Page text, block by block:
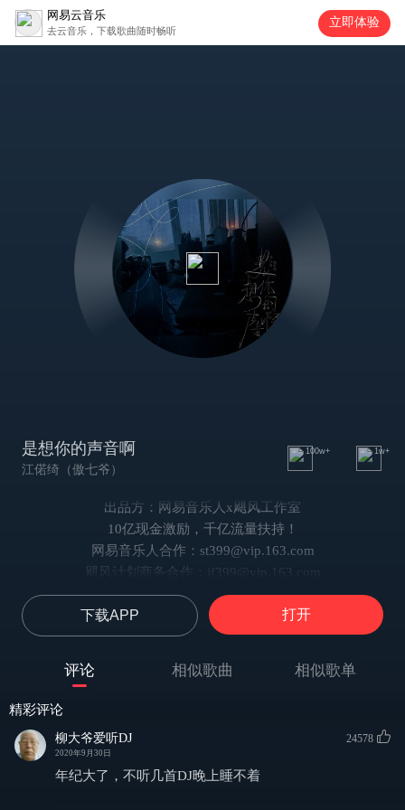
网易云音乐
去云音乐，下载歌曲随时畅听
立即体验
是想你的声音啊
江偌绮（傲七爷）
100w+ 1w+
出品方：网易音乐人x飓风工作室
10亿现金激励，千亿流量扶持！
网易音乐人合作：st399@vip.163.com
飓风计划商务合作：jf399@vip.163.com
作曲 : 小雨滴
作词 : 小雨滴
编曲：罗洋（卡其漠）
出品：匠心音乐
你快听 是我在 是我在 是我在哼你最爱听的旋律
你快听 滴答滴 滴答滴 滴答滴 是雨滴的声音
下载APP 打开
评论 相似歌曲 相似歌单
精彩评论
柳大爷爱听DJ
2020年9月30日
24578
年纪大了，不听几首DJ晚上睡不着